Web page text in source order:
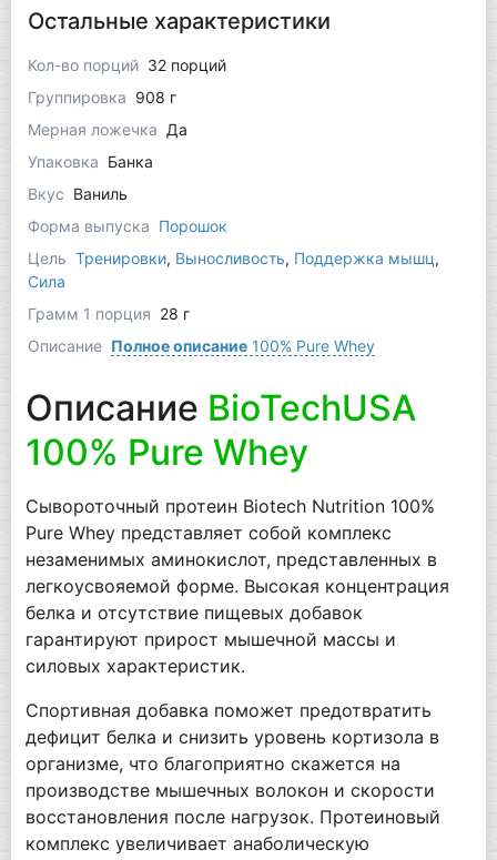
Остальные характеристики
Кол-во порций 32 порций
Группировка 908 г
Мерная ложечка Да
Упаковка Банка
Вкус Ваниль
Форма выпуска Порошок
Цель Тренировки, Выносливость, Поддержка мышц,
Сила
Грамм 1 порция 28 г
Описание Полное описание100% Pure Whey
Описание BioTechUSA
100% Pure Whey
Сывороточный протеин Biotech Nutrition 100%
Pure Whey представляет собой комплекс
незаменимых аминокислот, представленных в
легкоусвояемой форме. Высокая концентрация
белка и отсутствие пищевых добавок
гарантируют прирост мышечной массы и
силовых характеристик.
Спортивная добавка поможет предотвратить
дефицит белка и снизить уровень кортизола в
организме, что благоприятно скажется на
производстве мышечных волокон и скорости
восстановления после нагрузок. Протеиновый
комплекс увеличивает анаболическую